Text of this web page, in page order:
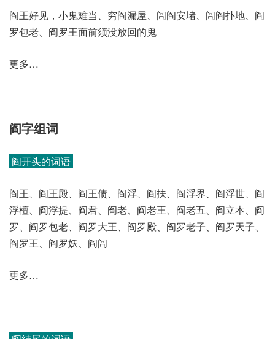
阎王好见，小鬼难当、穷阎漏屋、闾阎安堵、闾阎扑地、阎
罗包老、阎罗王面前须没放回的鬼
更多…
阎字组词
阎开头的词语
阎王、阎王殿、阎王债、阎浮、阎扶、阎浮界、阎浮世、阎
浮檀、阎浮提、阎君、阎老、阎老王、阎老五、阎立本、阎
罗、阎罗包老、阎罗大王、阎罗殿、阎罗老子、阎罗天子、
阎罗王、阎罗妖、阎闾
更多…